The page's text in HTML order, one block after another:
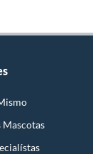
Mascotas